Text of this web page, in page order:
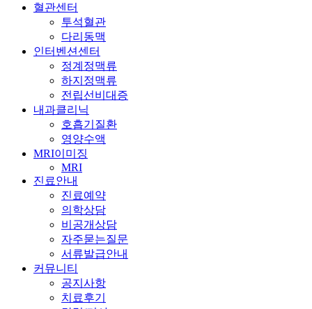
혈관센터
투석혈관
다리동맥
인터벤션센터
정계정맥류
하지정맥류
전립선비대증
내과클리닉
호흡기질환
영양수액
MRI이미징
MRI
진료안내
진료예약
의학상담
비공개상담
자주묻는질문
서류발급안내
커뮤니티
공지사항
치료후기